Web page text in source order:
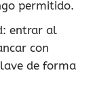
permitido.
entrar al
con
de forma